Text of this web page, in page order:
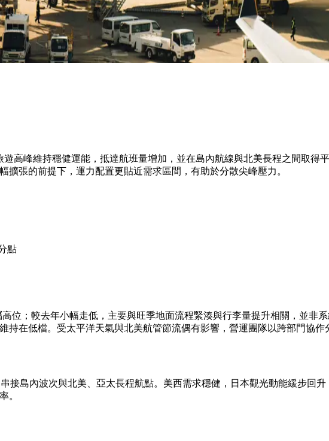
遊高峰維持穩健運能，抵達航班量增加，並在島內航線與北美長程之間取
擴張的前提下，運力配置更貼近需求區間，有助於分散尖峰壓力。
點
高位；較去年小幅走低，主要與旺季地面流程緊湊與行李量提升相關，並非
持在低檔。受太平洋天氣與北美航管節流偶有影響，營運團隊以跨部門協作
接島內波次與北美、亞太長程航點。美西需求穩健，日本觀光動能緩步回
。